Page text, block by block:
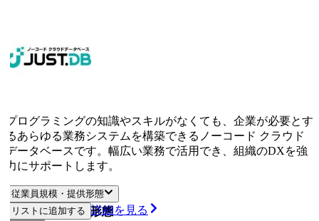
ログラミングの知識やスキルがなくても、企業が必要とす
あらゆる業務システムを構築できるノーコード クラウド
ータベースです。幅広い業務で活用でき、組織のDXを強
にサポートします。
従業員規模・提供形態
業員規模 提供形態
リストに追加する 詳細を見る